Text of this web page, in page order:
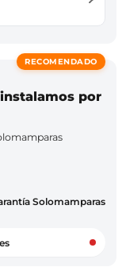
RECOMENDADO
por
Solomamparas